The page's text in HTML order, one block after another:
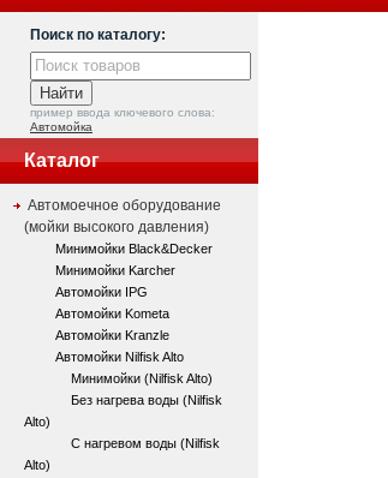
Поиск по каталогу:
пример ввода ключевого слова:
Автомойка
Каталог
Автомоечное оборудование
(мойки высокого давления)
Минимойки Black&Decker
Минимойки Karcher
Автомойки IPG
Автомойки Kometa
Автомойки Kranzle
Автомойки Nilfisk Alto
Минимойки (Nilfisk Alto)
Без нагрева воды (Nilfisk
Alto)
С нагревом воды (Nilfisk
Alto)